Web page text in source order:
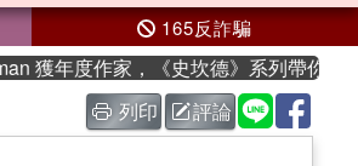
165反詐騙
年度作家，《史坎德》系列帶你踏上熱
列印 評論